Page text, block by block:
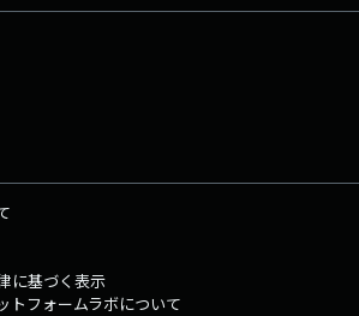
に基づく表示
トフォームラボについて